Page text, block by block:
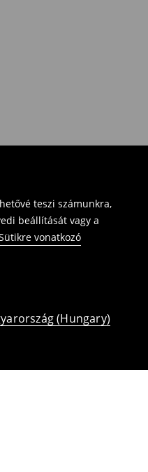
teszi számunkra,
beállítását vagy a
vonatkozó
(Hungary)